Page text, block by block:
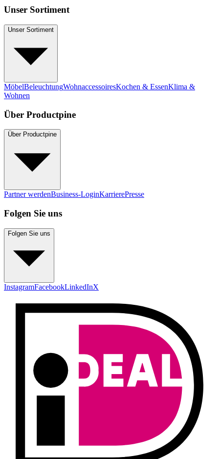
Unser Sortiment
Unser Sortiment
MöbelBeleuchtungWohnaccessoiresKochen & EssenKlima &
Wohnen
Über Productpine
Über Productpine
Partner werdenBusiness-LoginKarrierePresse
Folgen Sie uns
Folgen Sie uns
InstagramFacebookLinkedInX